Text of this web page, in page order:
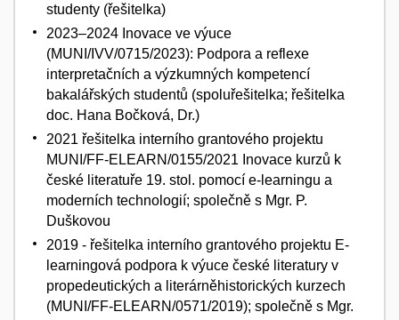
studenty (řešitelka)
2023–2024 Inovace ve výuce
(MUNI/IVV/0715/2023): Podpora a reflexe
interpretačních a výzkumných kompetencí
bakalářských studentů (spoluřešitelka; řešitelka
doc. Hana Bočková, Dr.)
2021 řešitelka interního grantového projektu
MUNI/FF-ELEARN/0155/2021 Inovace kurzů k
české literatuře 19. stol. pomocí e-learningu a
moderních technologií; společně s Mgr. P.
Duškovou
2019 - řešitelka interního grantového projektu E-
learningová podpora k výuce české literatury v
propedeutických a literárněhistorických kurzech
(MUNI/FF-ELEARN/0571/2019); společně s Mgr.